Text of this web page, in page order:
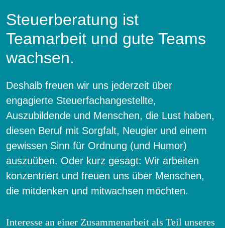
Steuerberatung ist
Teamarbeit und gute Teams
wachsen.
Deshalb freuen wir uns jederzeit über
engagierte Steuerfachangestellte,
Auszubildende und Menschen, die Lust haben,
diesen Beruf mit Sorgfalt, Neugier und einem
gewissen Sinn für Ordnung (und Humor)
auszuüben. Oder kurz gesagt: Wir arbeiten
konzentriert und freuen uns über Menschen,
die mitdenken und mitwachsen möchten.
Interesse an einer Zusammenarbeit als Teil unseres